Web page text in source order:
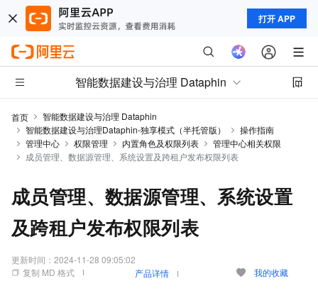
打开 APP
智能数据建设与治理 Dataphin
首页
智能数据建设与治理 Dataphin
智能数据建设与治理Dataphin-独享模式（半托管版）
操作指南
管理中心
权限管理 内置角色及权限列表
管理中心相关权限
成员管理、数据源管理、系统设置及跨租户发布权限列表
成员管理、数据源管理、系统设置
及跨租户发布权限列表
更新时间： 2024-11-28 09:05:02
复制 MD 格式
产品详情 我的收藏